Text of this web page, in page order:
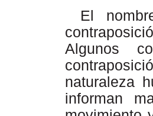
El
Algunos
naturaleza
informan